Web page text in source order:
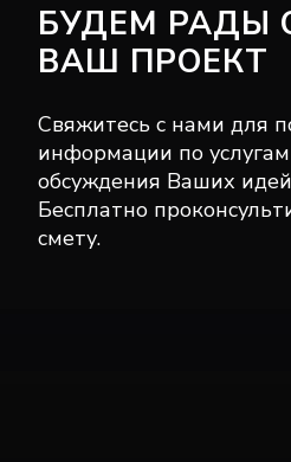
БУДЕМ РАДЫ
ВАШ ПРОЕКТ
Свяжитесь с нами для
информации по
обсуждения Ваших
Бесплатно
смету.